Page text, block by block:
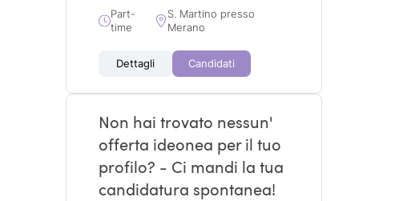
Part-
time
S. Martino presso
Merano
Dettagli Candidati
Non hai trovato nessun'
offerta ideonea per il tuo
profilo? - Ci mandi la tua
candidatura spontanea!